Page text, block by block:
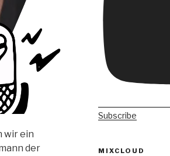
wir ein
der
Subscribe
MIXCLOUD